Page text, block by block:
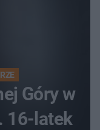
Góry w
16-latek